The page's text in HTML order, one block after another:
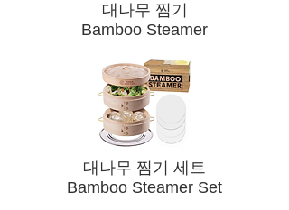
​대나무 찜기
Bamboo Steamer
​대나무 찜기 세트
Bamboo Steamer Set